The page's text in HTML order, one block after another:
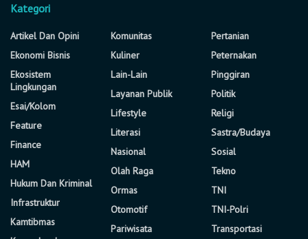
Kategori
Artikel Dan Opini
Ekonomi Bisnis
Ekosistem
Lingkungan
Esai/Kolom
Feature
Finance
HAM
Hukum Dan Kriminal
Infrastruktur
Kamtibmas
Komunitas
Kuliner
Lain-Lain
Layanan Publik
Lifestyle
Literasi
Nasional
Olah Raga
Ormas
Otomotif
Pariwisata
Pertanian
Peternakan
Pinggiran
Politik
Religi
Sastra/Budaya
Sosial
Tekno
TNI
TNI-Polri
Transportasi